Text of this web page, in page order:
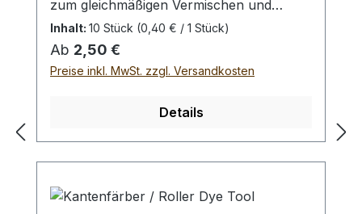
zum gleichmäßigen Vermischen und
Auftragen von Lederfarbe oder Finish auf
die Oberfläche oder Kante. Auswahlliste:
klein:10 Wollpinsel mit ca. 15 mm
Kopfdurchmesser (besonders geeignet für
mm Kopfdurchmessergroß: 10 Wollpinsel
mit ca. 35 mm Kopfdurchmesser
(besonders geeignet für die Fläche) Bei
Wollpinsel.
Inhalt: 10 Stück (0,40 € / 1 Stück)
Regulärer Preis:
Ab 2,50 €
Preise inkl. MwSt. zzgl. Versandkosten
Details